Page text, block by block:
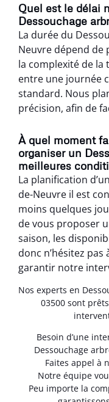
Quel est le délai
Dessouchage
La durée du
Neuvre dépend
la complexité de la
entre une journée
standard. Nous
précision, afin de
À quel moment
organiser un
meilleures
La planification
de-Neuvre il est
moins quelques
de vous proposer
saison, les
donc n’hésitez
garantir notre
Nos experts en
03500 sont
Besoin d’une
Dessouchage
Faites appel à
Notre équipe
Peu importe la